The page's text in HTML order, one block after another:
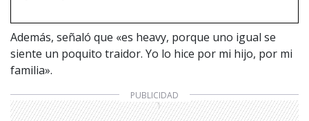
Además, señaló que «es heavy, porque uno igual se
siente un poquito traidor. Yo lo hice por mi hijo, por mi
familia».